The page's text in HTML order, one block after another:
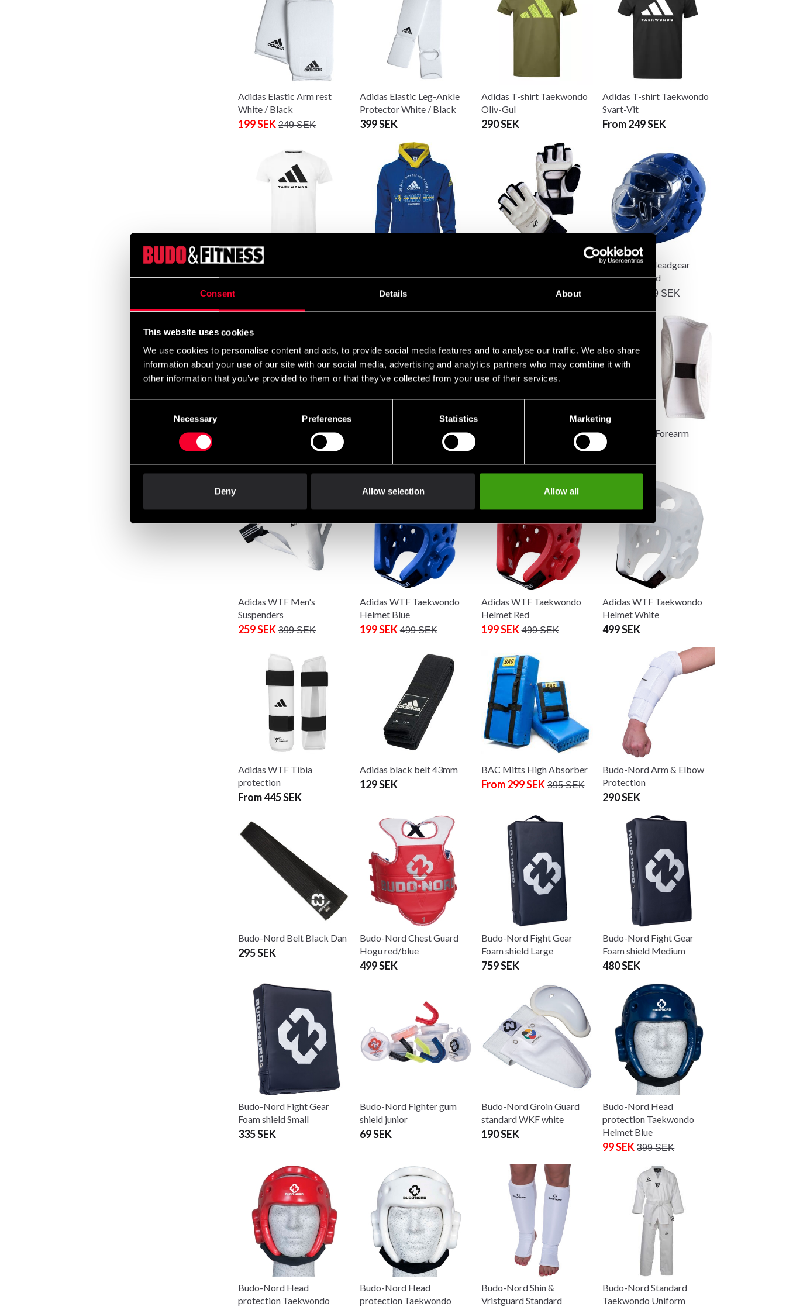
Consent Details About
This website uses cookies
We use cookies to personalise content and ads, to provide social media features and to analyse our traffic. We also share
information about your use of our site with our social media, advertising and analytics partners who may combine it with
other information that you’ve provided to them or that they’ve collected from your use of their services.
Necessary Preferences Statistics Marketing
Deny Allow selection Allow all
Adidas Elastic Arm rest
White / Black
199 SEK 249 SEK
Adidas Elastic Leg-Ankle
Protector White / Black
399 SEK
Adidas T-shirt Taekwondo
Oliv-Gul
290 SEK
Adidas T-shirt Taekwondo
Svart-Vit
From 249 SEK
Adidas T-shirt Taekwondo
Vit-Svart
Sweden TKD
690 SEK
Taekwondogloves
Adidas WT Headgear
Facemask Red
899 SEK
Adidas WT Headgear
499 SEK 899 SEK
Adidas WT Headgear
899 SEK
Adidas WT reversible vest
Adidas WTF Forearm
protection
390 SEK
Adidas WTF Men's
Suspenders
259 SEK 399 SEK
Adidas WTF Taekwondo
Helmet Blue
199 SEK 499 SEK
Adidas WTF Taekwondo
Helmet Red
199 SEK 499 SEK
Adidas WTF Taekwondo
Helmet White
499 SEK
Adidas WTF Tibia
protection
From 445 SEK
Adidas black belt 43mm
129 SEK
BAC Mitts High Absorber
From 299 SEK 395 SEK
Budo-Nord Arm & Elbow
Protection
290 SEK
Budo-Nord Belt Black Dan
295 SEK
Budo-Nord Chest Guard
Hogu red/blue
499 SEK
Budo-Nord Fight Gear
Foam shield Large
759 SEK
Budo-Nord Fight Gear
Foam shield Medium
480 SEK
Budo-Nord Fight Gear
Foam shield Small
335 SEK
Budo-Nord Fighter gum
shield junior
69 SEK
Budo-Nord Groin Guard
standard WKF white
190 SEK
Budo-Nord Head
protection Taekwondo
Helmet Blue
99 SEK 399 SEK
Budo-Nord Head
protection Taekwondo
Budo-Nord Head
protection Taekwondo
Budo-Nord Shin &
Vristguard Standard
Budo-Nord Standard
Taekwondo Uniform